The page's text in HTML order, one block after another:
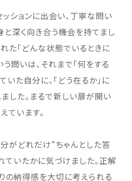
ッションに出会い、丁寧な問い
深く向き合う機会を持てまし
た「どんな状態でいるときに
問いは、それまで「何をする
いた自分に、「どう在るか」に
した。まるで新しい扉が開い
ています。
がどれだけ“ちゃんとした答
ていたかに気づけました。正解
の納得感を大切に考えられる